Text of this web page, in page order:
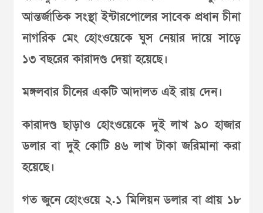
আন্তর্জাতিক সংস্থা ইন্টারপোলের সাবেক প্রধান চীনা
নাগরিক মেং হোংওয়েকে ঘুস নেয়ার দায়ে সাড়ে
১৩ বছরের কারাদণ্ড দেয়া হয়েছে।
মঙ্গলবার চীনের একটি আদালত এই রায় দেন।
কারাদণ্ড ছাড়াও হোংওয়েকে দুই লাখ ৯০ হাজার
ডলার বা দুই কোটি ৪৬ লাখ টাকা জরিমানা করা
হয়েছে।
গত জুনে হোংওয়ে ২.১ মিলিয়ন ডলার বা প্রায় ১৮